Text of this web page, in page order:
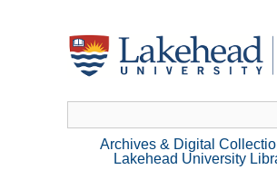
Archives & Digital
Lakehead University